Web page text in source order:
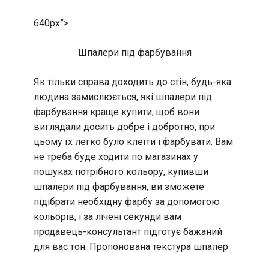
640px”>
Шпалери під фарбування
Як тільки справа доходить до стін, будь-яка
людина замислюється, які шпалери під
фарбування краще купити, щоб вони
виглядали досить добре і добротно, при
цьому їх легко було клеїти і фарбувати. Вам
не треба буде ходити по магазинах у
пошуках потрібного кольору, купивши
шпалери під фарбування, ви зможете
підібрати необхідну фарбу за допомогою
кольорів, і за лічені секунди вам
продавець-консультант підготує бажаний
для вас тон. Пропонована текстура шпалер